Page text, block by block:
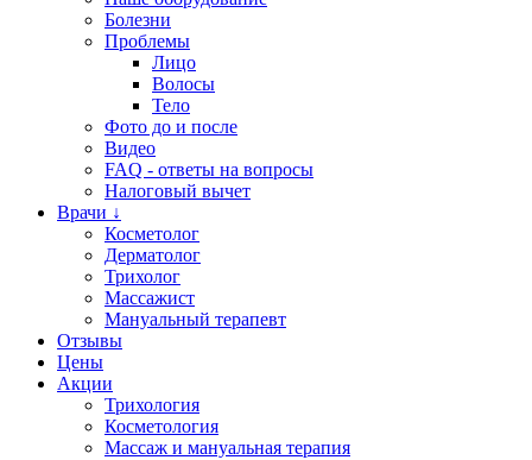
Болезни
Проблемы
Лицо
Волосы
Тело
Фото до и после
Видео
FAQ - ответы на вопросы
Налоговый вычет
Врачи ↓
Косметолог
Дерматолог
Трихолог
Массажист
Мануальный терапевт
Отзывы
Цены
Акции
Трихология
Косметология
Массаж и мануальная терапия